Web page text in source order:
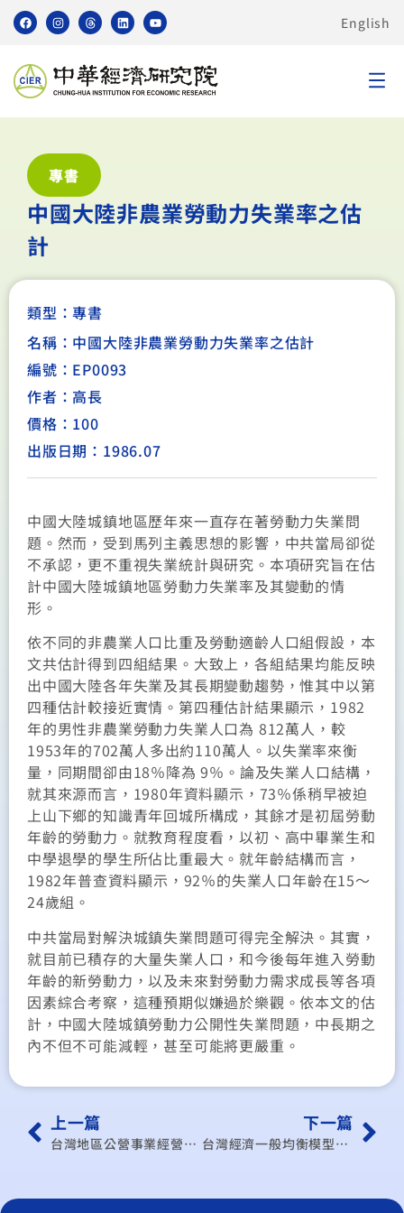
English
專書
中國大陸非農業勞動力失業率之估
計
類型：專書
名稱：中國大陸非農業勞動力失業率之估計
編號：EP0093
作者：高長
價格：100
出版日期：1986.07
中國大陸城鎮地區歷年來一直存在著勞動力失業問
題。然而，受到馬列主義思想的影響，中共當局卻從
不承認，更不重視失業統計與研究。本項研究旨在估
計中國大陸城鎮地區勞動力失業率及其變動的情
形。
依不同的非農業人口比重及勞動適齡人口組假設，本
文共估計得到四組結果。大致上，各組結果均能反映
出中國大陸各年失業及其長期變動趨勢，惟其中以第
四種估計較接近實情。第四種估計結果顯示，1982
年的男性非農業勞動力失業人口為 812萬人，較
1953年的702萬人多出約110萬人。以失業率來衡
量，同期間卻由18％降為 9％。論及失業人口結構，
就其來源而言，1980年資料顯示，73％係稍早被迫
上山下鄉的知識青年回城所構成，其餘才是初屆勞動
年齡的勞動力。就教育程度看，以初、高中畢業生和
中學退學的學生所佔比重最大。就年齡結構而言，
1982年普查資料顯示，92％的失業人口年齡在15～
24歲組。
中共當局對解決城鎮失業問題可得完全解決。其實，
就目前已積存的大量失業人口，和今後每年進入勞動
年齡的新勞動力，以及未來對勞動力需求成長等各項
因素綜合考察，這種預期似嫌過於樂觀。依本文的估
計，中國大陸城鎮勞動力公開性失業問題，中長期之
內不但不可能減輕，甚至可能將更嚴重。
上一篇
台灣地區公營事業經營績效之決定因素試析
下一篇
台灣經濟一般均衡模型之建立及有關租稅歸宿分析